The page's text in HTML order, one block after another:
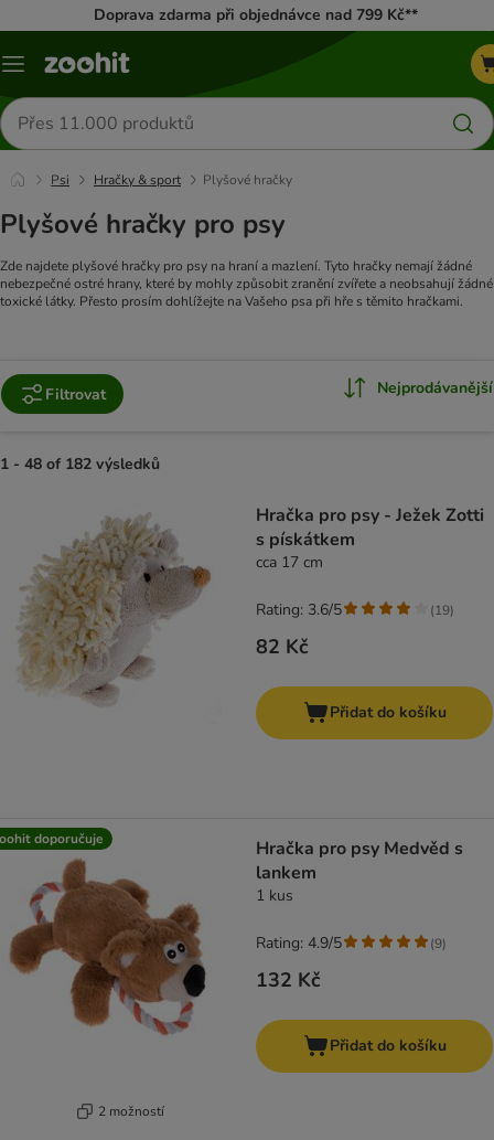
Doprava zdarma při objednávce nad 799 Kč**
Menu
Hledat
produkty
Psi Hračky & sport Plyšové hračky
Plyšové hračky pro psy
Zde najdete plyšové hračky pro psy na hraní a mazlení. Tyto hračky nemají žádné
nebezpečné ostré hrany, které by mohly způsobit zranění zvířete a neobsahují žádné
toxické látky. Přesto prosím dohlížejte na Vašeho psa při hře s těmito hračkami.
Filtrovat Nejprodávanější
1 - 48 of 182 výsledků
Hračka pro psy - Ježek Zotti
s pískátkem
cca 17 cm
82 Kč
Rating: 3.6/5 (19)
Přidat do košíku
doporučuje
2 možností
Hračka pro psy Medvěd s
lankem
1 kus
132 Kč
Rating: 4.9/5 (9)
Přidat do košíku